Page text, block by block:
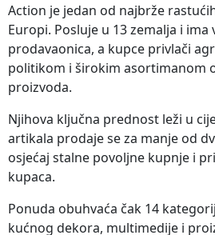
Action je jedan od najbrže
Europi. Posluje u 13 zemalja i ima
prodavaonica, a kupce privlači
politikom i širokim asortimanom
proizvoda.
Njihova ključna prednost leži u
artikala prodaje se za manje od
osjećaj stalne povoljne kupnje i
kupaca.
Ponuda obuhvaća čak 14
kućnog dekora, multimedije i